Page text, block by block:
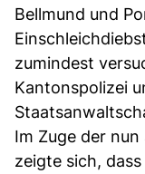
Bellmund und
zumindest
Kantonspolizei
Im Zuge der
zeigte sich,